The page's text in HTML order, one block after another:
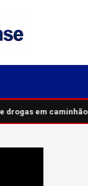
drogas em caminhão